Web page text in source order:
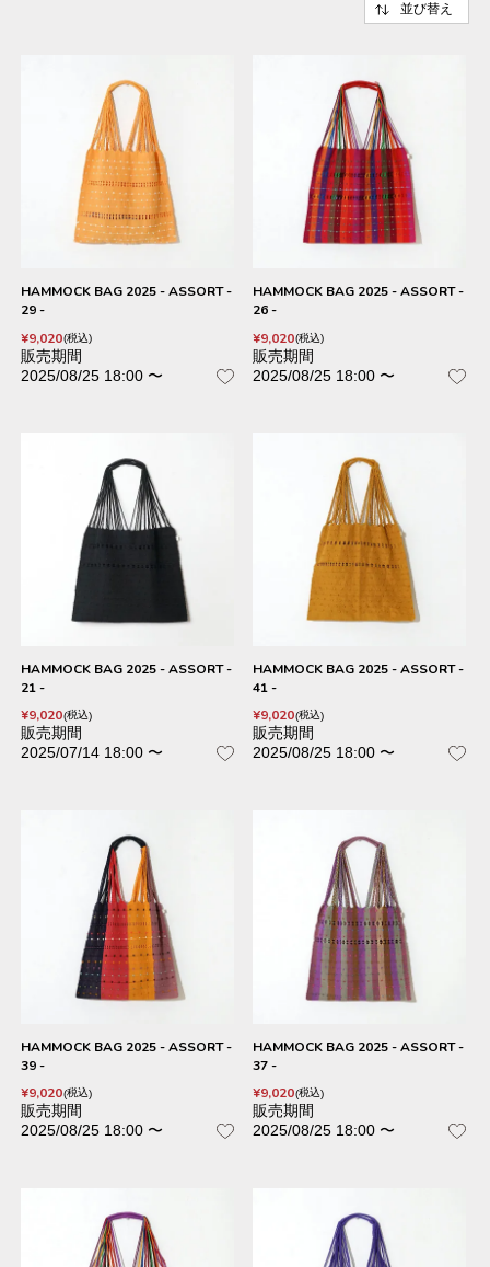
並び替え
HAMMOCK BAG 2025 - ASSORT -
29 -
¥9,020 税込
販売期間
2025/08/25 18:00 〜
HAMMOCK BAG 2025 - ASSORT -
26 -
¥9,020 税込
販売期間
2025/08/25 18:00 〜
HAMMOCK BAG 2025 - ASSORT -
21 -
¥9,020 税込
販売期間
2025/07/14 18:00 〜
HAMMOCK BAG 2025 - ASSORT -
41 -
¥9,020 税込
販売期間
2025/08/25 18:00 〜
HAMMOCK BAG 2025 - ASSORT -
39 -
¥9,020 税込
販売期間
2025/08/25 18:00 〜
HAMMOCK BAG 2025 - ASSORT -
37 -
¥9,020 税込
販売期間
2025/08/25 18:00 〜